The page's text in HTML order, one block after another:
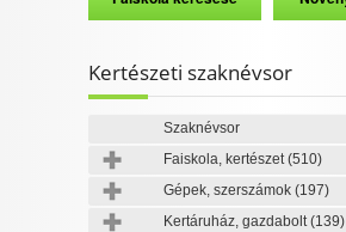
Kertészeti szaknévsor
Szaknévsor
Faiskola, kertészet(510)
Gépek, szerszámok (197)
Kertáruház, gazdabolt(139)